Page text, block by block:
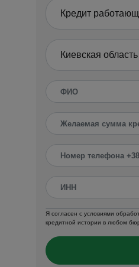
Я согласен с условиями
кредитной истории в любом